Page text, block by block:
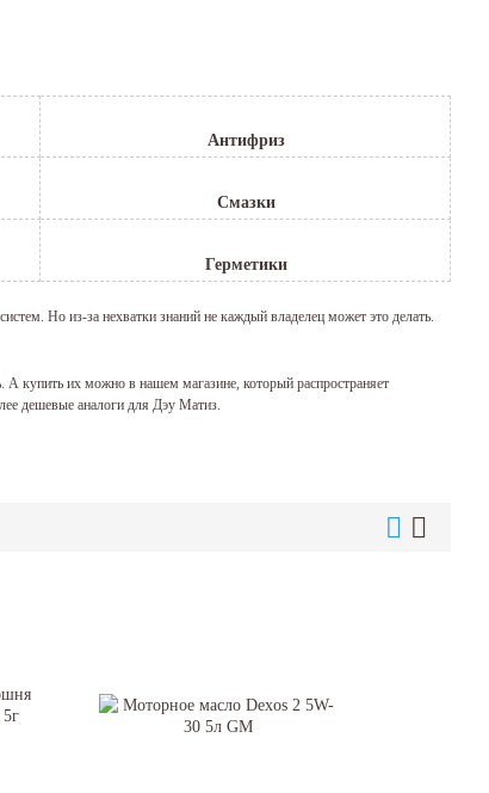
Антифриз
Смазки
Герметики
Но из-за нехватки знаний не каждый владелец может это делать.
А купить их можно в нашем магазине, который распространяет
дешевые аналоги для Дэу Матиз.
в котором находится масло в коробке.
работа рулевого колеса просто невозможна.
Наши специалисты помогут сделать вам правильный выбор, а